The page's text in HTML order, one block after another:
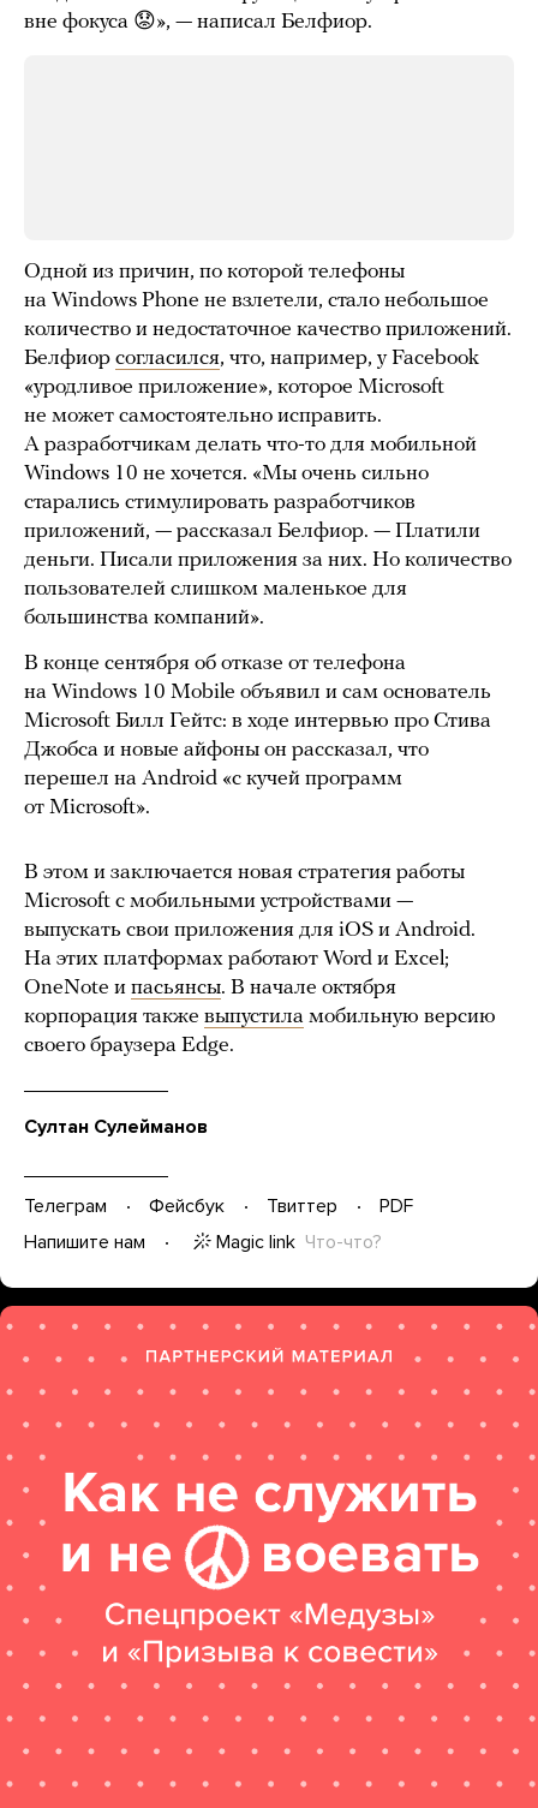
вне фокуса 😟», — написал Белфиор.
Одной из причин, по которой телефоны
на Windows Phone не взлетели, стало небольшое
количество и недостаточное качество приложений.
Белфиор согласился, что, например, у Facebook
«уродливое приложение», которое Microsoft
не может самостоятельно исправить.
А разработчикам делать что-то для мобильной
Windows 10 не хочется. «Мы очень сильно
старались стимулировать разработчиков
приложений, — рассказал Белфиор. — Платили
деньги. Писали приложения за них. Но количество
пользователей слишком маленькое для
большинства компаний».
В конце сентября об отказе от телефона
на Windows 10 Mobile объявил и сам основатель
Microsoft Билл Гейтс: в ходе интервью про Стива
Джобса и новые айфоны он рассказал, что
перешел на Android «с кучей программ
от Microsoft».
В этом и заключается новая стратегия работы
Microsoft с мобильными устройствами —
выпускать свои приложения для iOS и Android.
На этих платформах работают Word и Excel;
OneNote и пасьянсы. В начале октября
корпорация также выпустила мобильную версию
своего браузера Edge.
Султан Сулейманов
Телеграм Фейсбук Твиттер
PDF
Напишите нам
Magic link Что-что?